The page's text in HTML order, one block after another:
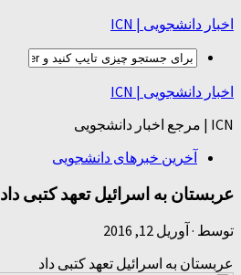
اخبار دانشجویی | ICN
اخبار دانشجویی | ICN
ICN | مرجع اخبار دانشجویی
آخرین خبرهای دانشجویی
عربستان به اسرائیل تعهد کتبی داد
توسط · آوریل 12, 2016
عربستان به اسرائیل تعهد کتبی داد